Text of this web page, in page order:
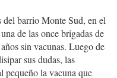
del barrio Monte Sud, en el
de las once brigadas de
sin vacunas. Luego de
sus dudas, las
pequeño la vacuna que